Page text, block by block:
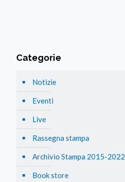
Categorie
Notizie
Eventi
Live
Rassegna stampa
Archivio Stampa 2015-2022
Book store